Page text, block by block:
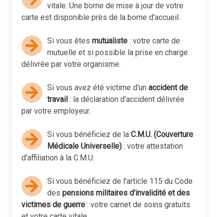
vitale. Une borne de mise à jour de votre
carte est disponible près de la borne d'accueil.
Si vous êtes mutualiste : votre carte de
mutuelle et si possible la prise en charge
délivrée par votre organisme.
Si vous avez été victime d'un accident de
travail : la déclaration d'accident délivrée
par votre employeur.
Si vous bénéficiez de la C.M.U. (Couverture
Médicale Universelle) : votre attestation
d'affiliation à la C.M.U.
Si vous bénéficiez de l'article 115 du Code
des pensions militaires d'invalidité et des
victimes de guerre : votre carnet de soins gratuits